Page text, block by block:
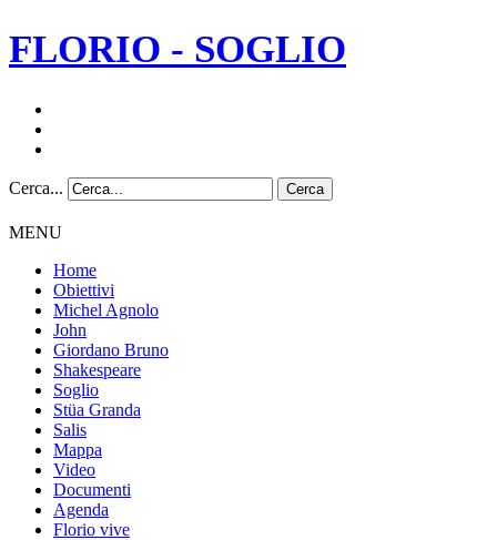
FLORIO - SOGLIO
Cerca... Cerca
MENU
Home
Obiettivi
Michel Agnolo
John
Giordano Bruno
Shakespeare
Soglio
Stüa Granda
Salis
Mappa
Video
Documenti
Agenda
Florio vive